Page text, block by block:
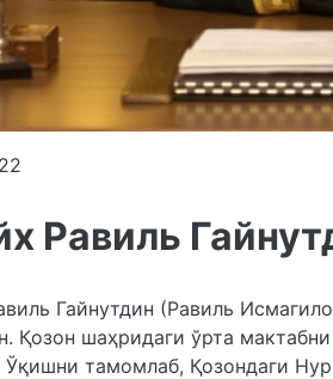
Равиль
Гайнутдин (Равиль
Қозон шаҳридаги ўрта
Ўқишни тамомлаб, Қозондаги